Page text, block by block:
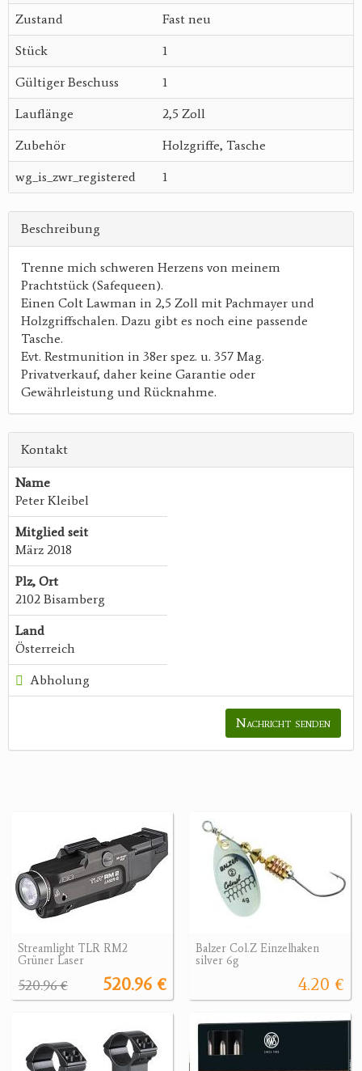
Zustand Fast neu
Stück 1
Gültiger Beschuss 1
Lauflänge 2,5 Zoll
Zubehör Holzgriffe, Tasche
wg_is_zwr_registered 1
Beschreibung
Trenne mich schweren Herzens von meinem
Prachtstück (Safequeen).
Einen Colt Lawman in 2,5 Zoll mit Pachmayer und
Holzgriffschalen. Dazu gibt es noch eine passende
Tasche.
Evt. Restmunition in 38er spez. u. 357 Mag.
Privatverkauf, daher keine Garantie oder
Gewährleistung und Rücknahme.
Kontakt
Name
Peter Kleibel
Mitglied seit
März 2018
Plz, Ort
2102 Bisamberg
Land
Österreich
Abholung
Nachricht senden
Streamlight TLR RM2
Grüner Laser
520.96 €
520.96 €
Balzer Col.Z Einzelhaken
silver 6g
4.20 €